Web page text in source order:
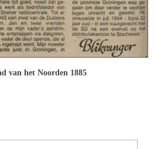
van het Noorden 1885